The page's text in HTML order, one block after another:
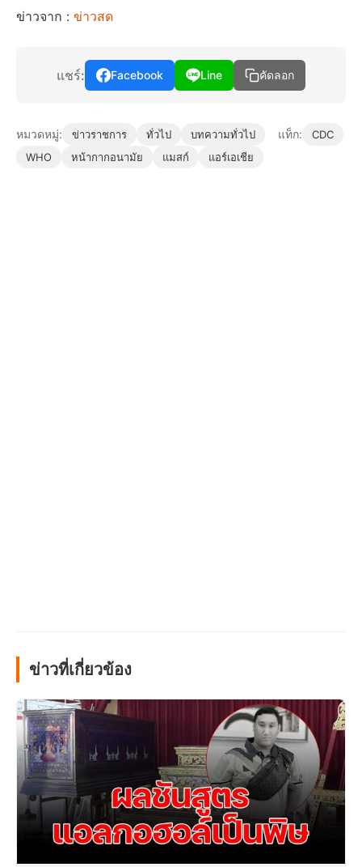
ข่าวจาก : ข่าวสด
แชร์: Facebook Line คัดลอก
หมวดหมู่: ข่าวราชการ ทั่วไป บทความทั่วไป แท็ก:
CDC
WHO
หน้ากากอนามัย แมสก์ แอร์เอเชีย
ข่าวที่เกี่ยวข้อง